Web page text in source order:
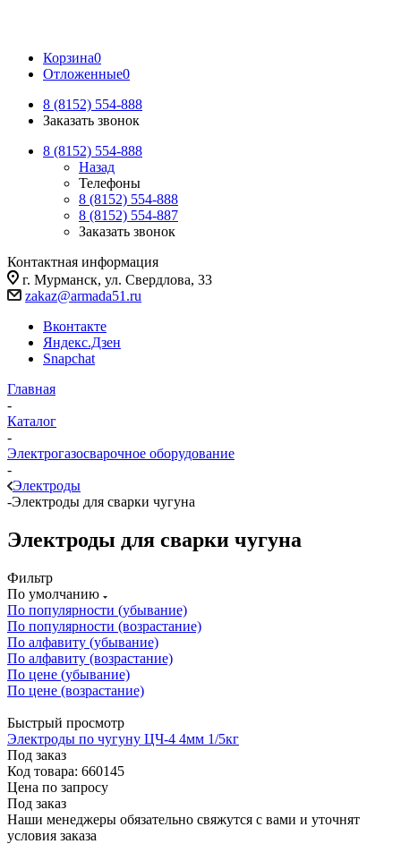
Корзина0
Отложенные0
8 (8152) 554-888
Заказать звонок
8 (8152) 554-888
Назад
Телефоны
8 (8152) 554-888
8 (8152) 554-887
Заказать звонок
Контактная информация
г. Мурманск, ул. Свердлова, 33
zakaz@armada51.ru
Вконтакте
Яндекс.Дзен
Snapchat
Главная
-
Каталог
-
Электрогазосварочное оборудование
-
Электроды
-Электроды для сварки чугуна
Электроды для сварки чугуна
Фильтр
По умолчанию
По популярности (убывание)
По популярности (возрастание)
По алфавиту (убывание)
По алфавиту (возрастание)
По цене (убывание)
По цене (возрастание)
Быстрый просмотр
Электроды по чугуну ЦЧ-4 4мм 1/5кг
Под заказ
Код товара: 660145
Цена по запросу
Под заказ
Наши менеджеры обязательно свяжутся с вами и уточнят
условия заказа